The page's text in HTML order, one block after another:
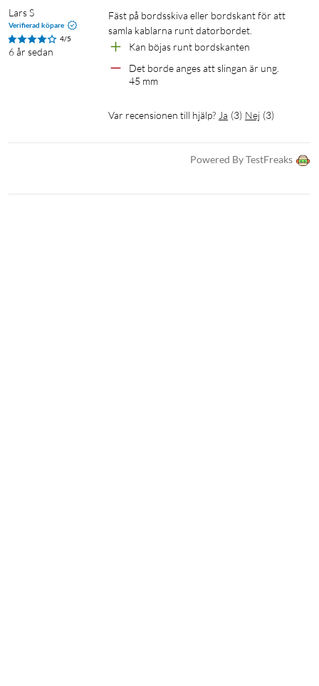
Lars S
Verifierad köpare
4/5
6 år sedan
Fäst på bordsskiva eller bordskant för att
samla kablarna runt datorbordet.
Kan böjas runt bordskanten
Det borde anges att slingan är ung.
45 mm
Var recensionen till hjälp? Ja (3) Nej (3)
Powered By TestFreaks